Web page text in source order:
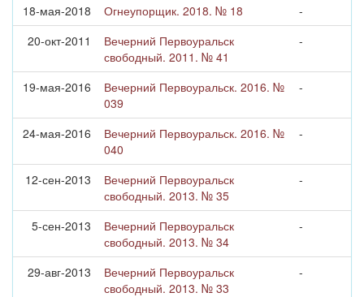
18-мая-2018 Огнеупорщик. 2018. № 18
-
20-окт-2011
Вечерний Первоуральск
свободный. 2011. № 41
-
19-мая-2016
Вечерний Первоуральск. 2016. №
039
-
24-мая-2016
Вечерний Первоуральск. 2016. №
040
-
12-сен-2013
Вечерний Первоуральск
свободный. 2013. № 35
-
5-сен-2013
Вечерний Первоуральск
свободный. 2013. № 34
-
29-авг-2013
Вечерний Первоуральск
свободный. 2013. № 33
-